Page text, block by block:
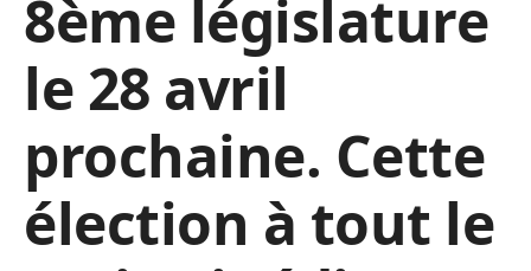
8ème législature
le 28 avril
prochaine. Cette
élection à tout le